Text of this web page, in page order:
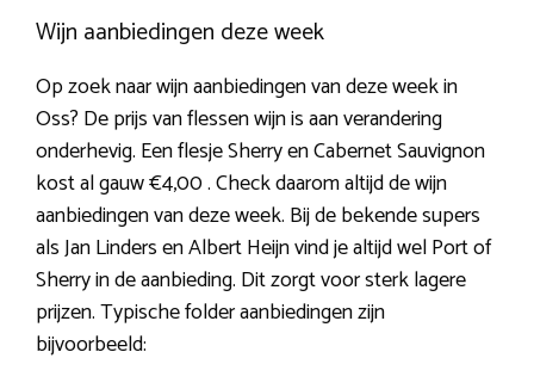
Wijn aanbiedingen deze week
Op zoek naar wijn aanbiedingen van deze week in
Oss? De prijs van flessen wijn is aan verandering
onderhevig. Een flesje Sherry en Cabernet Sauvignon
kost al gauw €4,00 . Check daarom altijd de wijn
aanbiedingen van deze week. Bij de bekende supers
als Jan Linders en Albert Heijn vind je altijd wel Port of
Sherry in de aanbieding. Dit zorgt voor sterk lagere
prijzen. Typische folder aanbiedingen zijn
bijvoorbeeld: